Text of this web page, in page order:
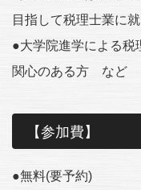
目指して税理士業に
●大学院進学による税
関心のある方 など
【参加費】
●無料(要予約)